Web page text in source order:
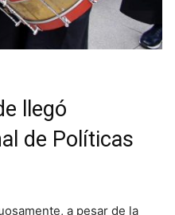
llegó
de Políticas
a pesar de la